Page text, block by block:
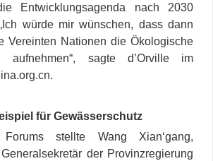
Entwicklungsagenda nach 2030
würde mir wünschen, dass dann
Vereinten Nationen die Ökologische
aufnehmen“, sagte d’Orville im
für Gewässerschutz
stellte Wang Xian‘gang,
der Provinzregierung